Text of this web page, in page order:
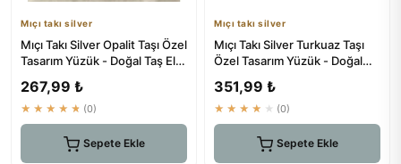
Mıçı takı silver
Mıçı Takı Silver Opalit Taşı Özel
Tasarım Yüzük - Doğal Taş El
267,99 ₺
★★★★★ (0)
Sepete Ekle
Mıçı takı silver
Mıçı Takı Silver Turkuaz Taşı
Özel Tasarım Yüzük - Doğal
351,99 ₺
★★★★★ (0)
Sepete Ekle